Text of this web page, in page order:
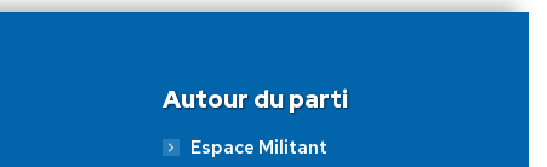
Autour du parti
Espace Militant